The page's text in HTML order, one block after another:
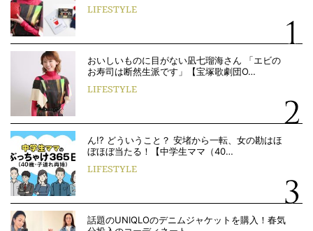
LIFESTYLE
おいしいものに目がない凪七瑠海さん 「エビの
お寿司は断然生派です」【宝塚歌劇団O…
LIFESTYLE
ん!? どういうこと？ 安堵から一転、女の勘はほ
ぼほぼ当たる！【中学生ママ（40…
LIFESTYLE
話題のUNIQLOのデニムジャケットを購入！春気